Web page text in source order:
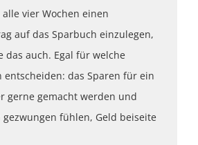
vier Wochen einen
auf das Sparbuch einzulegen,
das auch. Egal für welche
entscheiden: das Sparen für ein
gerne gemacht werden und
fühlen, Geld beiseite